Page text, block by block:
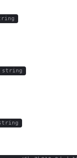
string